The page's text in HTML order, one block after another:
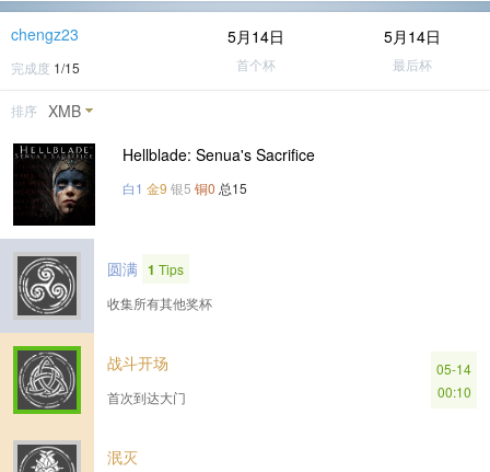
chengz23
完成度 1/15
5月14日
首个杯
5月14日
最后杯
排序 XMB
Hellblade: Senua's Sacrifice
白1 金9 银5 铜0 总15
圆满 1 Tips
收集所有其他奖杯
战斗开场
首次到达大门
05-14
00:10
泯灭